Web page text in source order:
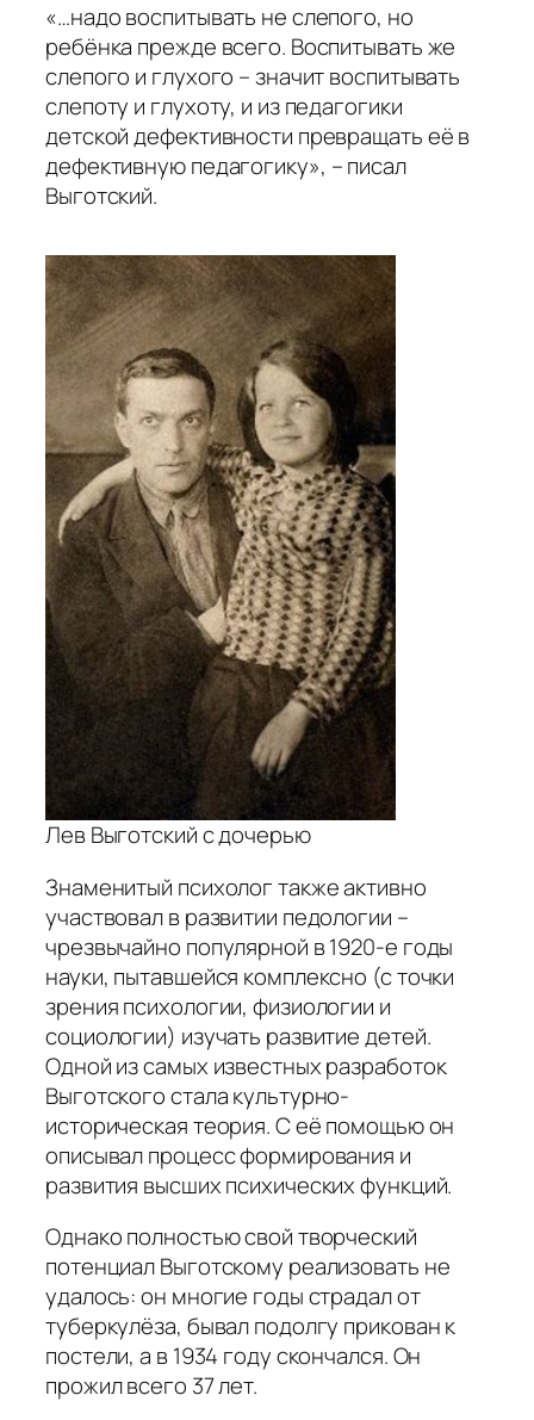
«…надо воспитывать не слепого, но
ребёнка прежде всего. Воспитывать же
слепого и глухо­го – значит воспитывать
слепоту и глухоту, и из педагогики
детской дефективности превращать её в
дефективную педагогику», – писал
Выготский.
Лев Выготский с дочерью
Знаменитый психолог также активно
участвовал в развитии педологии –
чрезвычайно популярной в 1920-е годы
науки, пытавшейся комплексно (с точки
зрения психологии, физиологии и
социологии) изучать развитие детей.
Одной из самых известных разработок
Выготского стала культурно-
историческая теория. С её помощью он
описывал процесс формирования и
развития высших психических функций.
Однако полностью свой творческий
потенциал Выготскому реализовать не
удалось: он многие годы страдал от
туберкулёза, бывал подолгу прикован к
постели, а в 1934 году скончался. Он
прожил всего 37 лет.